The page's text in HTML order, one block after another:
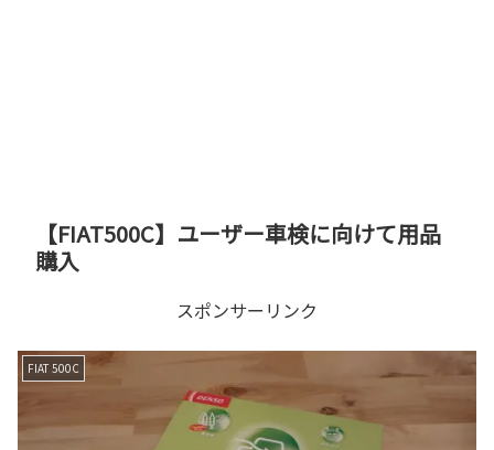
【FIAT500C】ユーザー車検に向けて用品
購入
スポンサーリンク
FIAT 500C